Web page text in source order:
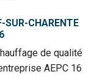
SUR-CHARENTE
de qualité
AEPC 16